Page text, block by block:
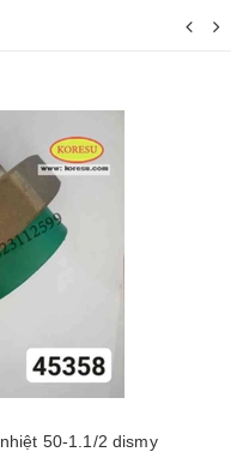
50-1.1/2 dismy